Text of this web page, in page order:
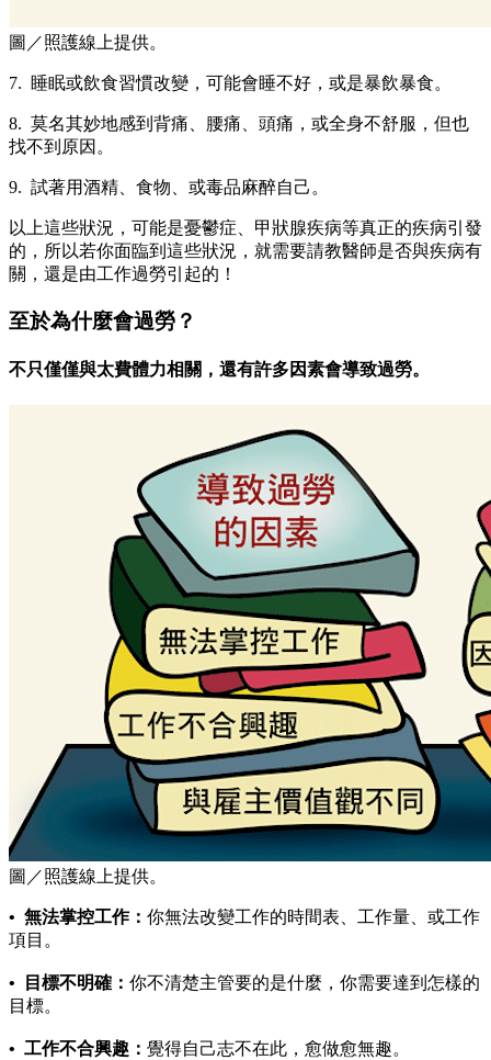
圖／照護線上提供。
7. 睡眠或飲食習慣改變，可能會睡不好，或是暴飲暴食。
8. 莫名其妙地感到背痛、腰痛、頭痛，或全身不舒服，但也
找不到原因。
9. 試著用酒精、食物、或毒品麻醉自己。
以上這些狀況，可能是憂鬱症、甲狀腺疾病等真正的疾病引發
的，所以若你面臨到這些狀況，就需要請教醫師是否與疾病有
關，還是由工作過勞引起的！
至於為什麼會過勞？
不只僅僅與太費體力相關，還有許多因素會導致過勞。
圖／照護線上提供。
• 無法掌控工作： 你無法改變工作的時間表、工作量、或工作
項目。
• 目標不明確： 你不清楚主管要的是什麼，你需要達到怎樣的
目標。
• 工作不合興趣： 覺得自己志不在此，愈做愈無趣。